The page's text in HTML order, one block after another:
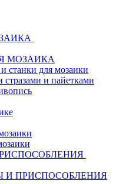
МОЗАИКА
станки для мозаики
и пайетками
И ПРИСПОСОБЛЕНИЯ